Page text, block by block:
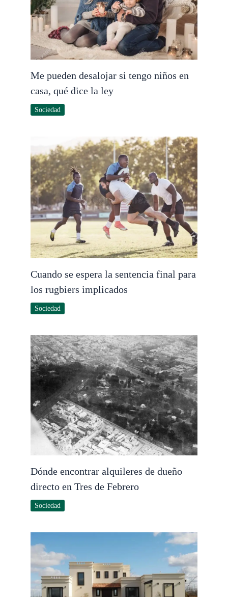
Me pueden desalojar si tengo niños en
casa, qué dice la ley
Sociedad
Cuando se espera la sentencia final para
los rugbiers implicados
Sociedad
Dónde encontrar alquileres de dueño
directo en Tres de Febrero
Sociedad